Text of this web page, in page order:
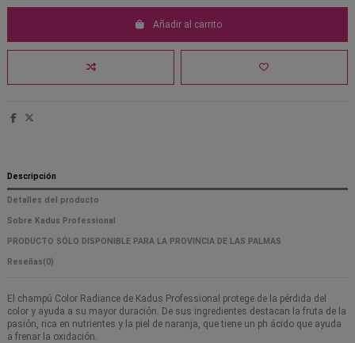
Añadir al carrito
Descripción
Detalles del producto
Sobre Kadus Professional
PRODUCTO SÓLO DISPONIBLE PARA LA PROVINCIA DE LAS PALMAS
Reseñas(0)
El champú Color Radiance de Kadus Professional protege de la pérdida del
color y ayuda a su mayor duración. De sus ingredientes destacan la fruta de la
pasión, rica en nutrientes y la piel de naranja, que tiene un ph ácido que ayuda
a frenar la oxidación.